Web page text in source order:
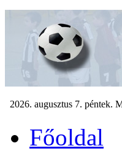
Főoldal